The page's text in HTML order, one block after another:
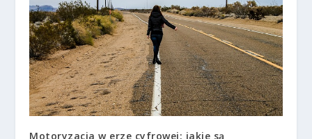
Motoryzacja w erze cyfrowej: jakie są